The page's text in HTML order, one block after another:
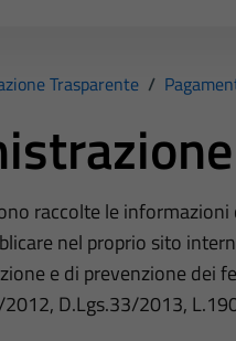
Trasparente /
raccolte le
nel proprio sito
e di prevenzione dei
D.Lgs.33/2013,